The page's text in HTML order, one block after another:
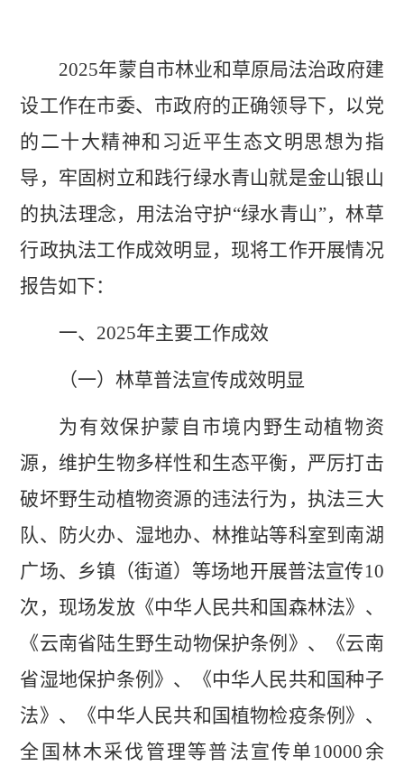
2025年蒙自市林业和草原局法治政府建
设工作在市委、市政府的正确领导下， 以党
的二十大精神和习近平生态文明思想为指
导， 牢固树立和践行绿水青山就是金山银山
的执法理念，用法治守护“绿水青山”，林草
行政执法工作成效明显，现将工作开展情况
报告如下：
一、 2025年主要工作成效
（一）林草普法宣传成效明显
为有效保护蒙自市境内野生动植物资
源，维护生物多样性和生态平衡，严厉打击
破坏野生动植物资源的违法行为，执法三大
队、 防火办、 湿地办、林推站等科室到 南湖
广场、 乡镇（街道） 等场地开展普法宣传10
次，现场发放《中华人民共和国森林法》、
《云南省陆生野生动物保护条例》、
《云南
省湿地保护条例》、《中华人民共和国种子
法》、《中华人民共和国植物检疫条例》、
全国林木采伐管理等普法宣传单 10000余